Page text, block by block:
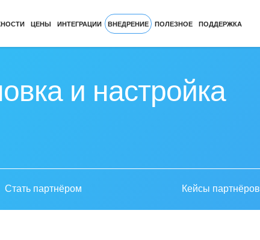
ЦЕНЫ ИНТЕГРАЦИИ ВНЕДРЕНИЕ ПОЛЕЗНОЕ ПОДДЕРЖКА
и настройка
Стать партнёром Кейсы партнёров